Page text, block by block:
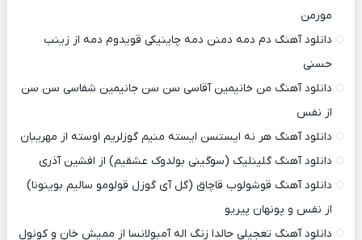
مورمن
دانلود آهنگ دم دمه دمنن دمه چاینیکی قویدوم دمه از زینب
حسنی
دانلود آهنگ من خانیمین آقاسی سن سن جانیمین شفاسی سن سن
از نفس
دانلود آهنگ هر نه ایستسن ایسته منیم گوزلریم اوسته از مهریبان
دانلود آهنگ گلینلیک (سوگینی بولدوک عشقیم) از افشین آذری
دانلود آهنگ قوشولوب قاچاق (گل آی گوزل قولومو سالیم بوینونا)
از نفس و پونهان پیریو
دانلود آهنگ تعجیلی حالدا زنگ اله آمبولانسا از ممیش خان و کونول